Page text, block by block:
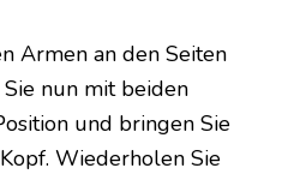
Armen an den Seiten
nun mit beiden
und bringen Sie
Wiederholen Sie